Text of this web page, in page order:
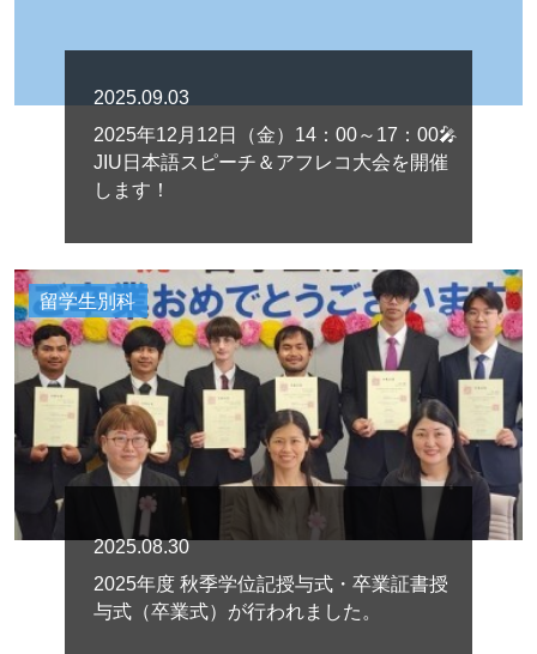
2025.09.03
2025年12月12日（金）14：00～17：00🎤
JIU日本語スピーチ＆アフレコ大会を開催
します！
留学生別科
2025.08.30
2025年度 秋季学位記授与式・卒業証書授
与式（卒業式）が行われました。